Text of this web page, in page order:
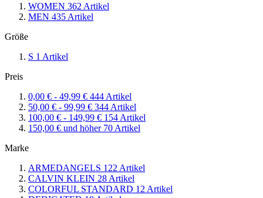
WOMEN 362 Artikel
MEN 435 Artikel
Größe
S 1 Artikel
Preis
0,00 € - 49,99 € 444 Artikel
50,00 € - 99,99 € 344 Artikel
100,00 € - 149,99 € 154 Artikel
150,00 € und höher 70 Artikel
Marke
ARMEDANGELS 122 Artikel
CALVIN KLEIN 28 Artikel
COLORFUL STANDARD 12 Artikel